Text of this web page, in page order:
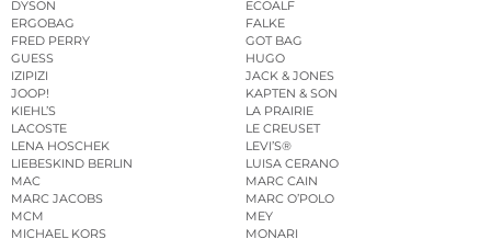
DYSON
ECOALF
ERGOBAG
FALKE
FRED PERRY
GOT BAG
GUESS
HUGO
IZIPIZI
JACK & JONES
JOOP!
KAPTEN & SON
KIEHL’S
LA PRAIRIE
LACOSTE
LE CREUSET
LENA HOSCHEK
LEVI’S®
LIEBESKIND BERLIN
LUISA CERANO
MAC
MARC CAIN
MARC JACOBS
MARC O’POLO
MCM
MEY
MICHAEL KORS
MONARI